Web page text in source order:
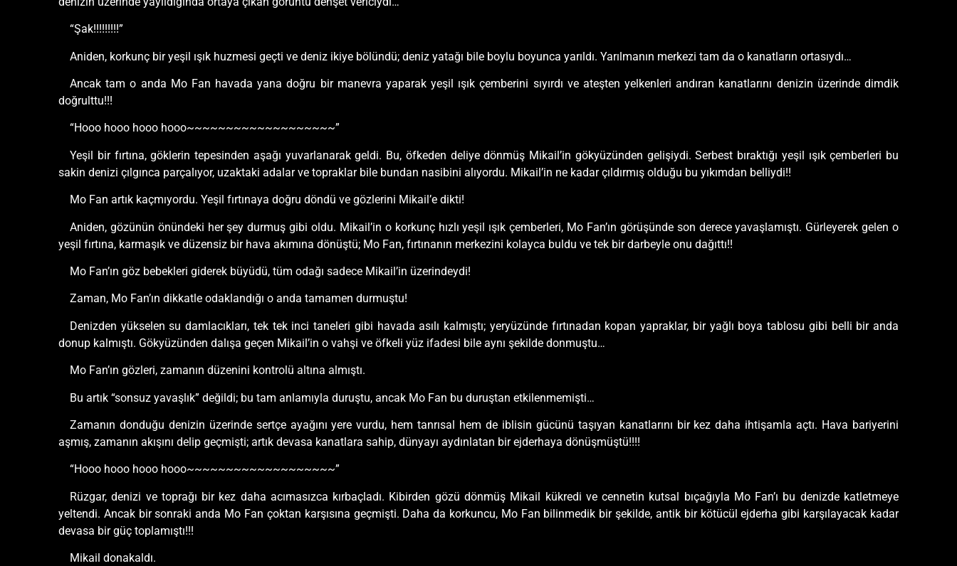
“Şak!!!!!!!!!”
Aniden, korkunç bir yeşil ışık huzmesi geçti ve deniz ikiye bölündü; deniz yatağı bile boylu boyunca yarıldı. Yarılmanın merkezi tam da o kanatların ortasıydı…
Ancak tam o anda Mo Fan havada yana doğru bir manevra yaparak yeşil ışık çemberini sıyırdı ve ateşten yelkenleri andıran kanatlarını denizin üzerinde dimdik
doğrulttu!!!
“Hooo hooo hooo hooo~~~~~~~~~~~~~~~~~~~”
Yeşil bir fırtına, göklerin tepesinden aşağı yuvarlanarak geldi. Bu, öfkeden deliye dönmüş Mikail’in gökyüzünden gelişiydi. Serbest bıraktığı yeşil ışık çemberleri bu
sakin denizi çılgınca parçalıyor, uzaktaki adalar ve topraklar bile bundan nasibini alıyordu. Mikail’in ne kadar çıldırmış olduğu bu yıkımdan belliydi!!
Mo Fan artık kaçmıyordu. Yeşil fırtınaya doğru döndü ve gözlerini Mikail’e dikti!
Aniden, gözünün önündeki her şey durmuş gibi oldu. Mikail’in o korkunç hızlı yeşil ışık çemberleri, Mo Fan’ın görüşünde son derece yavaşlamıştı. Gürleyerek gelen o
yeşil fırtına, karmaşık ve düzensiz bir hava akımına dönüştü; Mo Fan, fırtınanın merkezini kolayca buldu ve tek bir darbeyle onu dağıttı!!
Mo Fan’ın göz bebekleri giderek büyüdü, tüm odağı sadece Mikail’in üzerindeydi!
Zaman, Mo Fan’ın dikkatle odaklandığı o anda tamamen durmuştu!
Denizden yükselen su damlacıkları, tek tek inci taneleri gibi havada asılı kalmıştı; yeryüzünde fırtınadan kopan yapraklar, bir yağlı boya tablosu gibi belli bir anda
donup kalmıştı. Gökyüzünden dalışa geçen Mikail’in o vahşi ve öfkeli yüz ifadesi bile aynı şekilde donmuştu…
Mo Fan’ın gözleri, zamanın düzenini kontrolü altına almıştı.
Bu artık “sonsuz yavaşlık” değildi; bu tam anlamıyla duruştu, ancak Mo Fan bu duruştan etkilenmemişti…
Zamanın donduğu denizin üzerinde sertçe ayağını yere vurdu, hem tanrısal hem de iblisin gücünü taşıyan kanatlarını bir kez daha ihtişamla açtı. Hava bariyerini
aşmış, zamanın akışını delip geçmişti; artık devasa kanatlara sahip, dünyayı aydınlatan bir ejderhaya dönüşmüştü!!!!
“Hooo hooo hooo hooo~~~~~~~~~~~~~~~~~~~”
Rüzgar, denizi ve toprağı bir kez daha acımasızca kırbaçladı. Kibirden gözü dönmüş Mikail kükredi ve cennetin kutsal bıçağıyla Mo Fan’ı bu denizde katletmeye
yeltendi. Ancak bir sonraki anda Mo Fan çoktan karşısına geçmişti. Daha da korkuncu, Mo Fan bilinmedik bir şekilde, antik bir kötücül ejderha gibi karşılayacak kadar
devasa bir güç toplamıştı!!!
Mikail donakaldı.